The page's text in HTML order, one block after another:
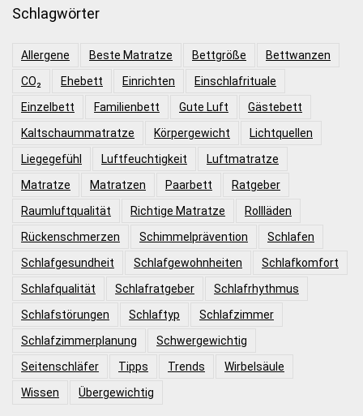
Schlagwörter
Allergene Beste Matratze Bettgröße
Bettwanzen
CO₂
Ehebett Einrichten
Einschlafrituale
Einzelbett
Familienbett Gute Luft
Gästebett
Kaltschaummatratze
Körpergewicht
Lichtquellen
Liegegefühl
Luftfeuchtigkeit
Luftmatratze
Matratze
Matratzen Paarbett
Ratgeber
Raumluftqualität
Richtige Matratze
Rollläden
Rückenschmerzen
Schimmelprävention
Schlafen
Schlafgesundheit
Schlafgewohnheiten
Schlafkomfort
Schlafqualität
Schlafratgeber
Schlafrhythmus
Schlafstörungen
Schlaftyp
Schlafzimmer
Schlafzimmerplanung
Schwergewichtig
Seitenschläfer
Tipps Trends
Wirbelsäule
Wissen
Übergewichtig